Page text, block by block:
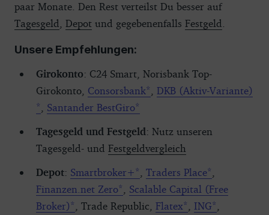
paar Monate. Den Rest verteilst Du besser auf
Tagesgeld Depot und gegebenenfalls Festgeld
Unsere Empfehlungen:
Girokonto: C24 Smart, Norisbank Top-
Girokonto, Consorsbank
DKB (Aktiv-Variante)
Santander BestGiro
Tagesgeld und Festgeld: Nutz unseren
Tagesgeld- und Festgeldvergleich
Depot: Smartbroker+ Traders Place
Finanzen.net Zero
Scalable Capital (Free
Broker)
, Trade Republic, Flatex ING